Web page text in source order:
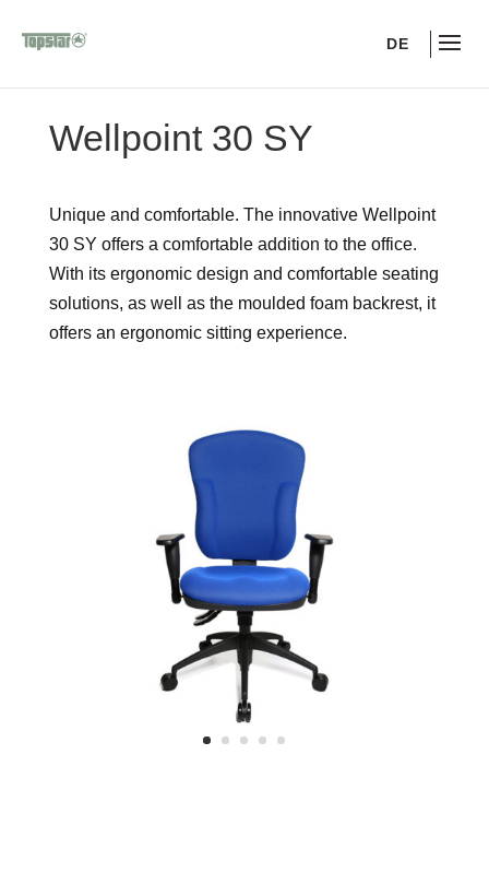
DE
Wellpoint 30 SY
Unique and comfortable. The innovative Wellpoint
30 SY offers a comfortable addition to the office.
With its ergonomic design and comfortable seating
solutions, as well as the moulded foam backrest, it
offers an ergonomic sitting experience.